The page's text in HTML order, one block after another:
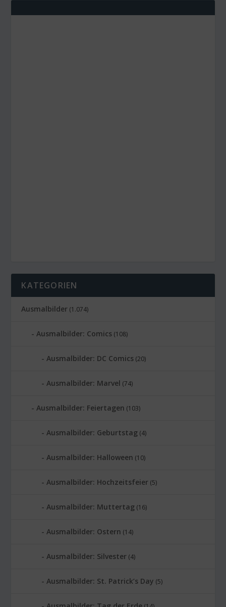
KATEGORIEN
Ausmalbilder (1.074)
Ausmalbilder: Comics (108)
Ausmalbilder: DC Comics (20)
Ausmalbilder: Marvel (74)
Ausmalbilder: Feiertagen (103)
Ausmalbilder: Geburtstag (4)
Ausmalbilder: Halloween (10)
Ausmalbilder: Hochzeitsfeier (5)
Ausmalbilder: Muttertag (16)
Ausmalbilder: Ostern (14)
Ausmalbilder: Silvester (4)
Ausmalbilder: St. Patrick’s Day (5)